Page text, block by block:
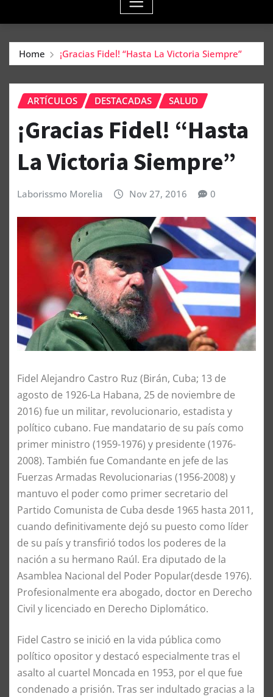
Home ¡Gracias Fidel! “Hasta La Victoria Siempre”
ARTÍCULOS DESTACADAS SALUD
¡Gracias Fidel! “Hasta
La Victoria Siempre”
Laborissmo Morelia Nov 27, 2016 0
Fidel Alejandro Castro Ruz (Birán, Cuba; 13 de
agosto de 1926-La Habana, 25 de noviembre de
2016) fue un militar, revolucionario, estadista y
político cubano. Fue mandatario de su país como
primer ministro (1959-1976) y presidente (1976-
2008). También fue Comandante en jefe de las
Fuerzas Armadas Revolucionarias (1956-2008) y
mantuvo el poder como primer secretario del
Partido Comunista de Cuba desde 1965 hasta 2011,
cuando definitivamente dejó su puesto como líder
de su país y transfirió todos los poderes de la
nación a su hermano Raúl. Era diputado de la
Asamblea Nacional del Poder Popular(desde 1976).
Profesionalmente era abogado, doctor en Derecho
Civil y licenciado en Derecho Diplomático.
Fidel Castro se inició en la vida pública como
político opositor y destacó especialmente tras el
asalto al cuartel Moncada en 1953, por el que fue
condenado a prisión. Tras ser indultado gracias a la